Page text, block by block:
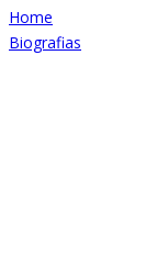
Home
Biografias